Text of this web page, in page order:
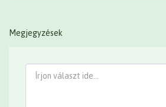
Megjegyzések